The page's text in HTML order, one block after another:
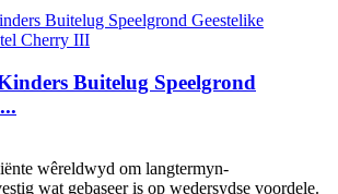
Buitelug Speelgrond
wêreldwyd om langtermyn-
wat gebaseer is op wedersydse voordele.